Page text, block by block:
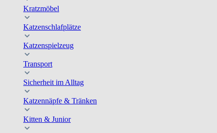
Kratzmöbel
Katzenschlafplätze
Katzenspielzeug
Transport
Sicherheit im Alltag
Katzennäpfe & Tränken
Kitten & Junior